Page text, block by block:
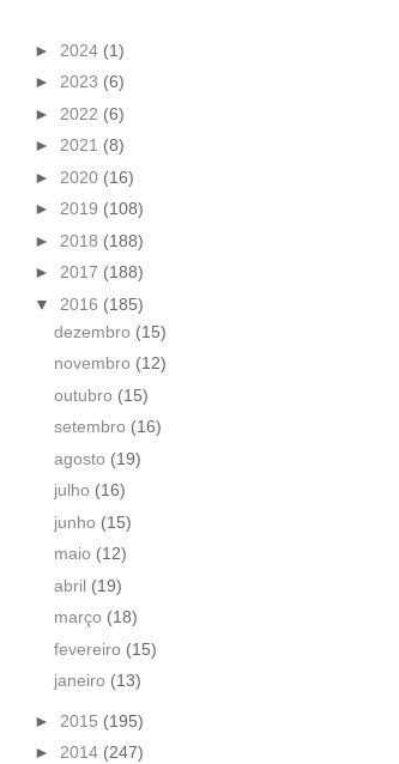
► 2024 (1)
► 2023 (6)
► 2022 (6)
► 2021 (8)
► 2020 (16)
► 2019 (108)
► 2018 (188)
► 2017 (188)
▼ 2016 (185)
dezembro (15)
novembro (12)
outubro (15)
setembro (16)
agosto (19)
julho (16)
junho (15)
maio (12)
abril (19)
março (18)
fevereiro (15)
janeiro (13)
► 2015 (195)
► 2014 (247)